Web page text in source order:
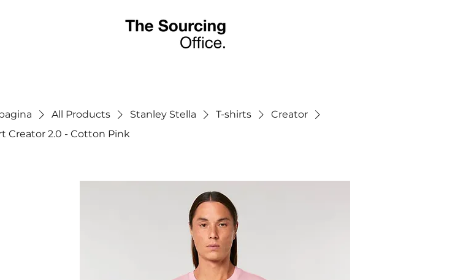
All Products Stanley Stella T-shirts
Creator
Creator 2.0 - Cotton Pink